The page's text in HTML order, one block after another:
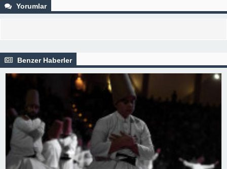
Yorumlar
Benzer Haberler